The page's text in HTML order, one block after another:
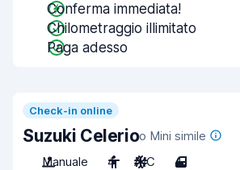
Conferma immediata!
Chilometraggio illimitato
Paga adesso
Check-in online
Suzuki Celerioo Mini simile
Manuale
4 A/C 4